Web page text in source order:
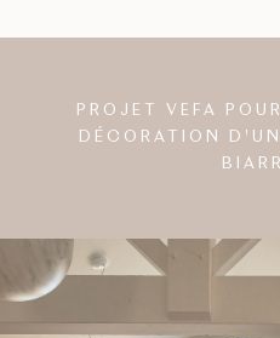
PROJET VEFA
DÉCORATION